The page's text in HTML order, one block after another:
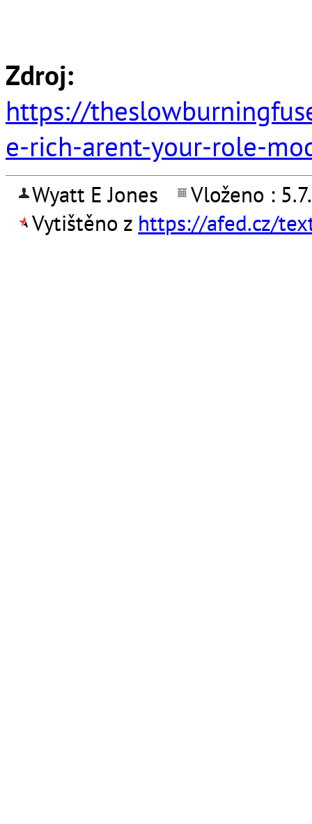
Zdroj:
https://
e-rich-arent-your-role-
Wyatt E Jones
Vloženo :
Vytištěno z https://afed.cz/